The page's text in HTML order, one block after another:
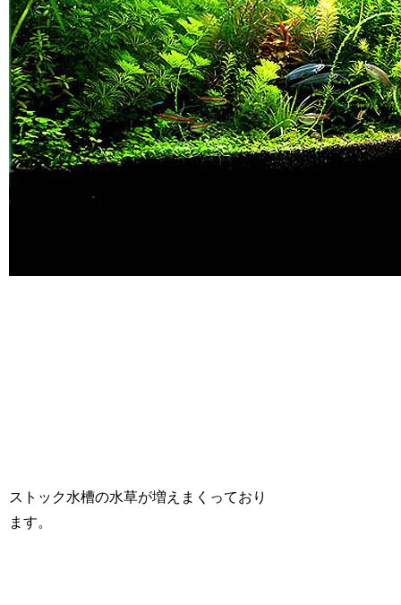
ストック水槽の水草が増えまくっており
ます。